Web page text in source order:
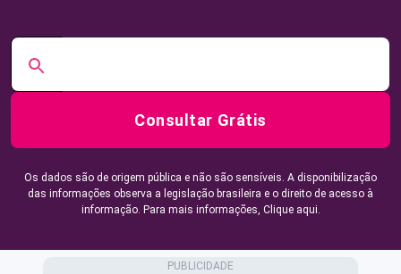
Consultar Grátis
Os dados são de origem pública e não são sensíveis. A disponibilização
das informações observa a legislação brasileira e o direito de acesso à
informação. Para mais informações, Clique aqui.